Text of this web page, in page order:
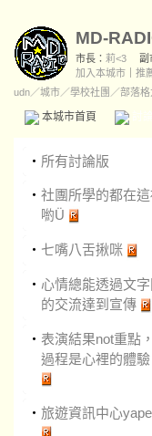
MD-
市長： 莉<3 副
加入本城市
推
udn／城市／學校社團 ／部落格
本城市首頁
‧ 所有討論版
‧ 社團所學的都在這
喲Ü
‧ 七嘴八舌揪咪
‧ 心情總能透過文字
的交流達到宣傳
‧ 表演結果not重點，
過程是心裡的體驗
‧ 旅遊資訊中心yape